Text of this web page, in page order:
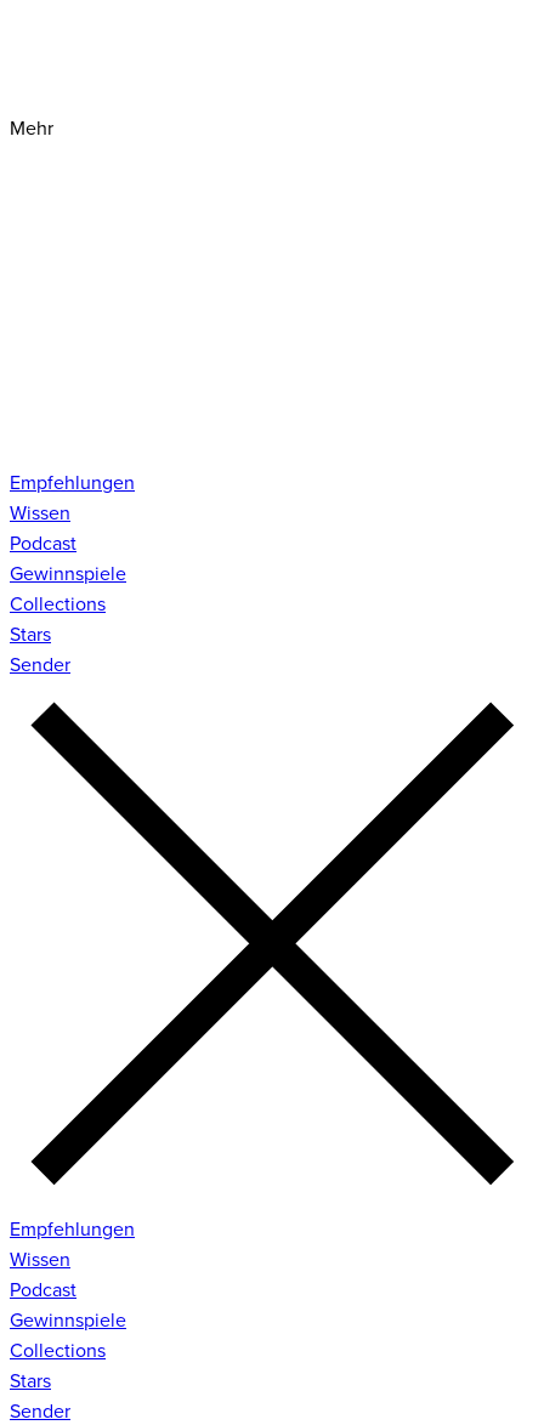
Mehr
Empfehlungen
Wissen
Podcast
Gewinnspiele
Collections
Stars
Sender
Empfehlungen
Wissen
Podcast
Gewinnspiele
Collections
Stars
Sender